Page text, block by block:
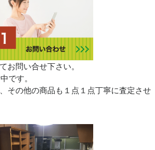
お問い合せ下さい。
です。
その他の商品も１点１点丁寧に査定させ